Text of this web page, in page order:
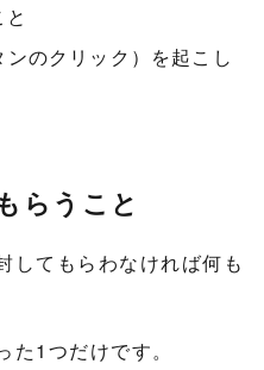
のクリック）を起こし
らうこと
してもらわなければ何も
1つだけです。